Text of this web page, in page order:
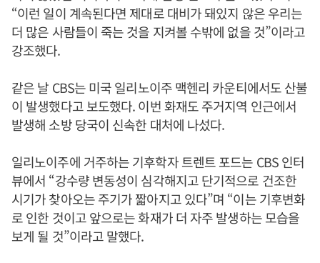
“이런 일이 계속된다면 제대로 대비가 돼있지 않은 우리는
더 많은 사람들이 죽는 것을 지켜볼 수밖에 없을 것”이라고
강조했다.
같은 날 CBS는 미국 일리노이주 맥헨리 카운티에서도 산불
이 발생했다고 보도했다. 이번 화재도 주거지역 인근에서
발생해 소방 당국이 신속한 대처에 나섰다.
일리노이주에 거주하는 기후학자 트렌트 포드는 CBS 인터
뷰에서 “강수량 변동성이 심각해지고 단기적으로 건조한
시기가 찾아오는 주기가 짧아지고 있다”며 “이는 기후변화
로 인한 것이고 앞으로는 화재가 더 자주 발생하는 모습을
보게 될 것”이라고 말했다.